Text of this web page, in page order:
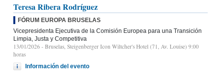
Teresa Ribera Rodríguez
FÓRUM EUROPA BRUSELAS
Vicepresidenta Ejecutiva de la Comisión Europea para una Transición
Limpia, Justa y Competitiva
13/01/2026 - Bruselas, Steigenberger Icon Wiltcher's Hotel (71, Av. Louise) 9:00
horas
Información del evento